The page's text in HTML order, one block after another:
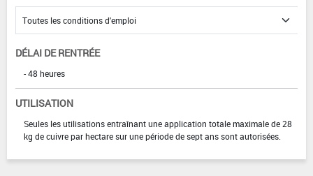
DÉLAI DE RENTRÉE
- 48 heures
UTILISATION
Seules les utilisations entraînant une application totale maximale de 28
kg de cuivre par hectare sur une période de sept ans sont autorisées.